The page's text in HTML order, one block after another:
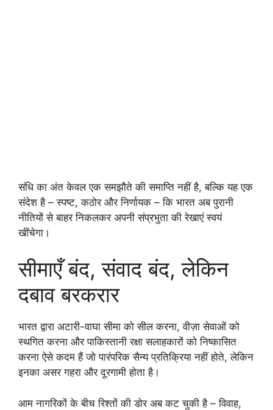
संधि का अंत केवल एक समझौते की समाप्ति नहीं है, बल्कि यह एक
संदेश है – स्पष्ट, कठोर और निर्णायक – कि भारत अब पुरानी
नीतियों से बाहर निकलकर अपनी संप्रभुता की रेखाएं स्वयं
खींचेगा।
सीमाएँ बंद, संवाद बंद, लेकिन
दबाव बरकरार
भारत द्वारा अटारी-वाघा सीमा को सील करना, वीज़ा सेवाओं को
स्थगित करना और पाकिस्तानी रक्षा सलाहकारों को निष्कासित
करना ऐसे कदम हैं जो पारंपरिक सैन्य प्रतिक्रिया नहीं होते, लेकिन
इनका असर गहरा और दूरगामी होता है।
आम नागरिकों के बीच रिश्तों की डोर अब कट चुकी है – विवाह,